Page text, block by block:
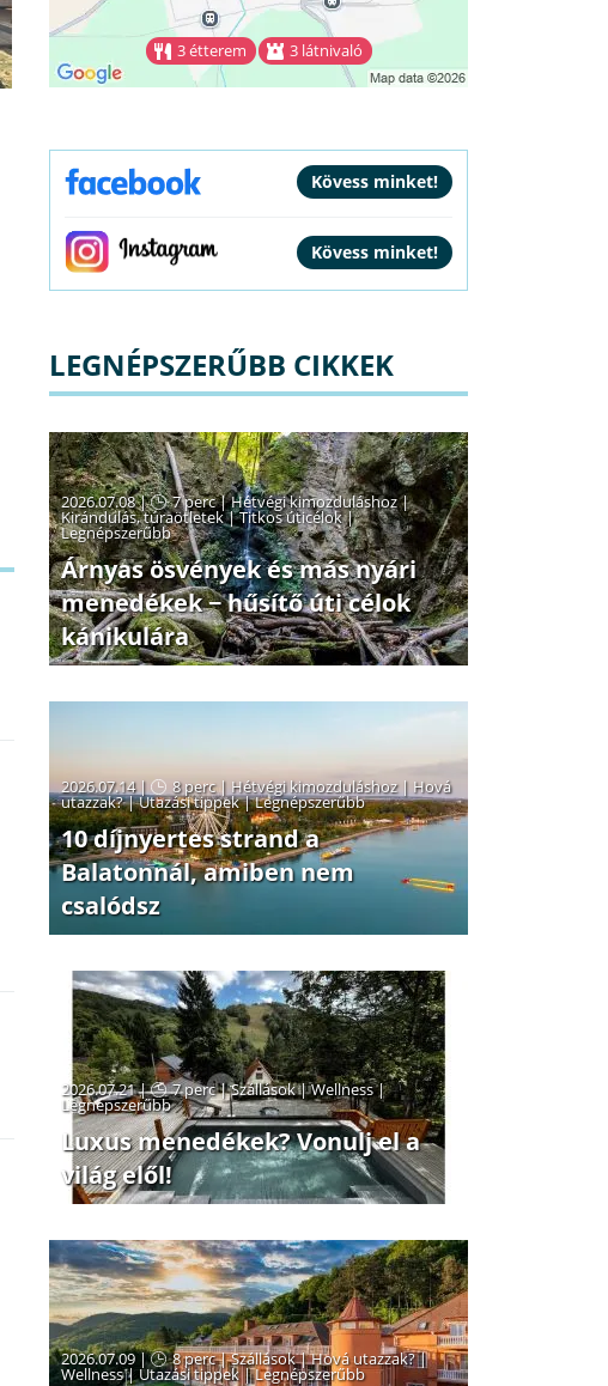
3 étterem 3 látnivaló
LEGNÉPSZERŰBB CIKKEK
2026.07.08 | 7 perc|Hétvégi kimozduláshoz|
Kirándulás, túraötletek|Titkos úticélok|
Legnépszerűbb
Árnyas ösvények és más nyári
menedékek − hűsítő úti célok
kánikulára
2026.07.14 | 8 perc| Hétvégi kimozduláshoz| Hová
utazzak?|Utazási tippek|Legnépszerűbb
10 díjnyertes strand a
Balatonnál, amiben nem
csalódsz
2026.07.21 | 7 perc|Szállások|Wellness|
Legnépszerűbb
Luxus menedékek? Vonulj el a
világ elől!
2026.07.09 | 8 perc|Szállások|Hová utazzak?|
Wellness|Utazási tippek|Legnépszerűbb